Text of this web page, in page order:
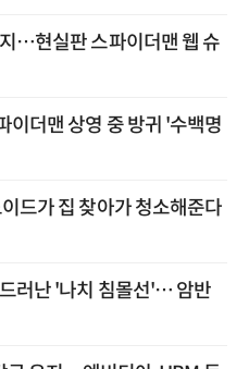
…현실판 스파이더맨 웹 슈
이더맨 상영 중 방귀 '수백명
드가 집 찾아가 청소해준다
러난 '나치 침몰선'… 암반